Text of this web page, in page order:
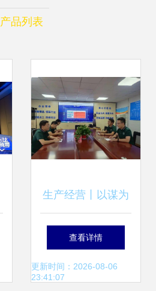
产品列表
生产经营丨以谋为
先,以效为本,拓展
项目经营空间——
查看详情
更新时间：2026-08-06
23:41:07